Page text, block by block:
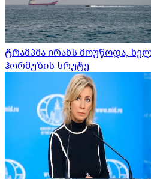
ტრამპმა ირანს მოუწოდა,
ჰორმუზის სრუტე